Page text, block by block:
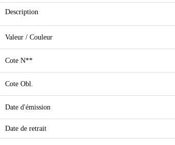
Description
Valeur / Couleur
Cote N**
Cote Obl.
Date d'émission
Date de retrait